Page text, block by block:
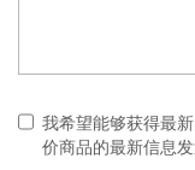
我希望能够获得最
价商品的最新信息发